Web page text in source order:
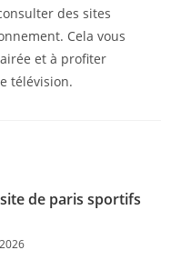
des sites
Cela vous
et à profiter
télévision.
de paris sportifs